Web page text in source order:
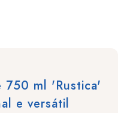
750 ml 'Rustica'
e versátil